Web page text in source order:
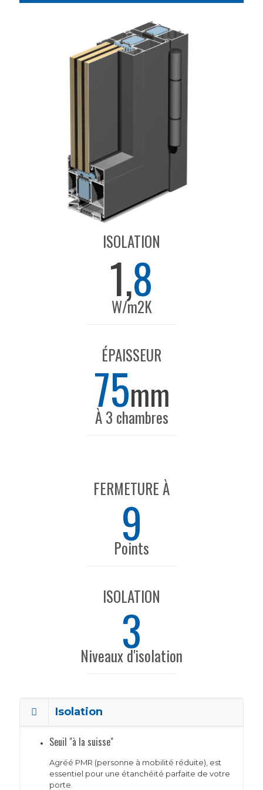
ISOLATION
1,8
W/m2K
ÉPAISSEUR
75mm
À 3 chambres
FERMETURE À
9
Points
ISOLATION
3
Niveaux d'isolation
Isolation
Seuil "à la suisse"
Agréé PMR (personne à mobilité réduite), est
essentiel pour une étanchéité parfaite de votre
porte.